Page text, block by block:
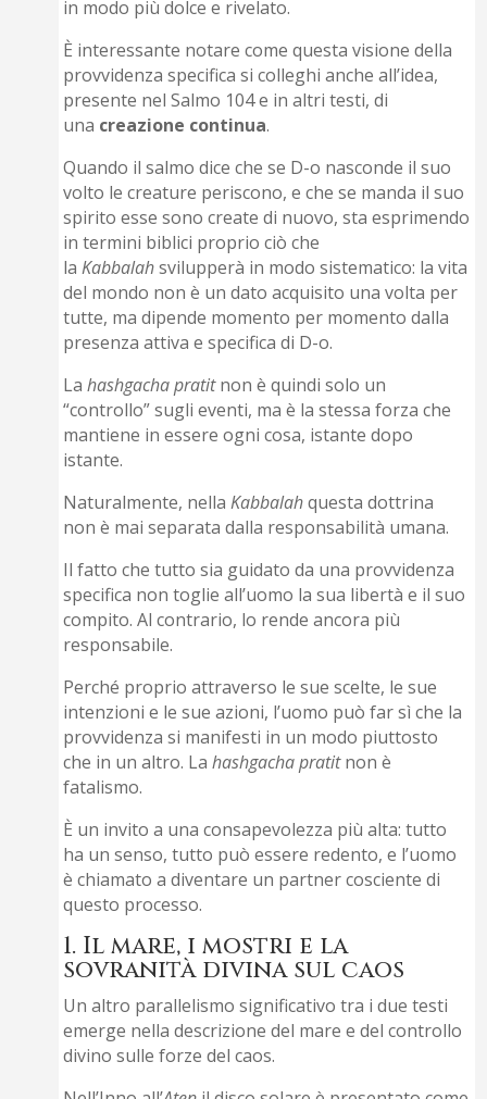
in modo più dolce e rivelato.
È interessante notare come questa visione della
provvidenza specifica si colleghi anche all’idea,
presente nel Salmo 104 e in altri testi, di
una creazione continua.
Quando il salmo dice che se D-o nasconde il suo
volto le creature periscono, e che se manda il suo
spirito esse sono create di nuovo, sta esprimendo
in termini biblici proprio ciò che
laKabbalahsvilupperà in modo sistematico: la vita
del mondo non è un dato acquisito una volta per
tutte, ma dipende momento per momento dalla
presenza attiva e specifica di D-o.
Lahashgacha pratitnon è quindi solo un
“controllo” sugli eventi, ma è la stessa forza che
mantiene in essere ogni cosa, istante dopo
istante.
Naturalmente, nellaKabbalahquesta dottrina
non è mai separata dalla responsabilità umana.
Il fatto che tutto sia guidato da una provvidenza
specifica non toglie all’uomo la sua libertà e il suo
compito. Al contrario, lo rende ancora più
responsabile.
Perché proprio attraverso le sue scelte, le sue
intenzioni e le sue azioni, l’uomo può far sì che la
provvidenza si manifesti in un modo piuttosto
che in un altro. Lahashgacha pratitnon è
fatalismo.
È un invito a una consapevolezza più alta: tutto
ha un senso, tutto può essere redento, e l’uomo
è chiamato a diventare un partner cosciente di
questo processo.
1. Il mare, i mostri e la
sovranità divina sul caos
Un altro parallelismo significativo tra i due testi
emerge nella descrizione del mare e del controllo
divino sulle forze del caos.